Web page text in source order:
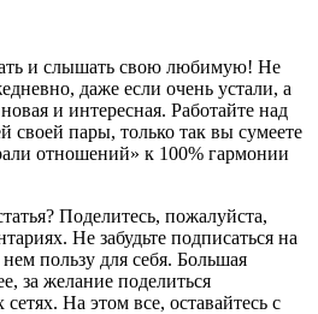
и слышать свою любимую! Не
даже если очень устали, а
и интересная. Работайте над
своей пары, только так вы сумеете
отношений» к 100% гармонии
Поделитесь, пожалуйста,
Не забудьте подписаться на
пользу для себя. Большая
за желание поделиться
На этом все, оставайтесь с